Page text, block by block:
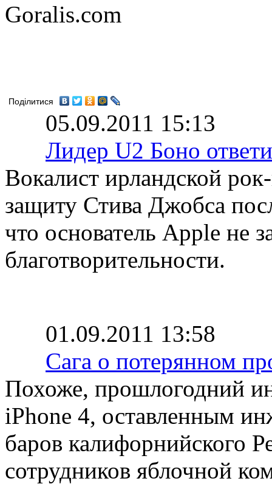
Goralis.com
Поділитися
05.09.2011 15:13
Лидер U2 Боно
Вокалист ирландской
защиту Стива Джобса
что основатель Apple не
благотворительности.
01.09.2011 13:58
Сага о потерянном
Похоже, прошлогодний
iPhone 4, оставленным
баров калифорнийского
сотрудников яблочной